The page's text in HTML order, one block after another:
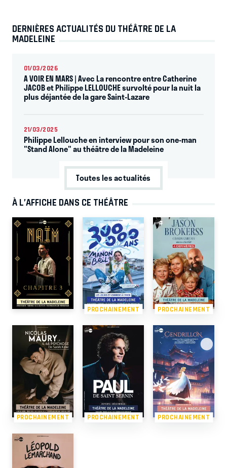
DERNIÈRES ACTUALITÉS DU THÉÂTRE DE LA
MADELEINE
01/03/2026
A VOIR EN MARS | Avec La rencontre entre Catherine
JACOB et Philippe LELLOUCHE survolté pour la nuit la
plus déjantée de la gare Saint-Lazare
21/03/2025
Philippe Lellouche en interview pour son one-man
"Stand Alone" au théâtre de la Madeleine
Toutes les actualités
À L’AFFICHE DANS CE THÉÂTRE
PROCHAINEMENT PROCHAINEMENT
PROCHAINEMENT PROCHAINEMENT PROCHAINEMENT